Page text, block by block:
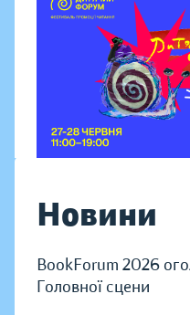
Новини
BookForum 2026
Головної сцени